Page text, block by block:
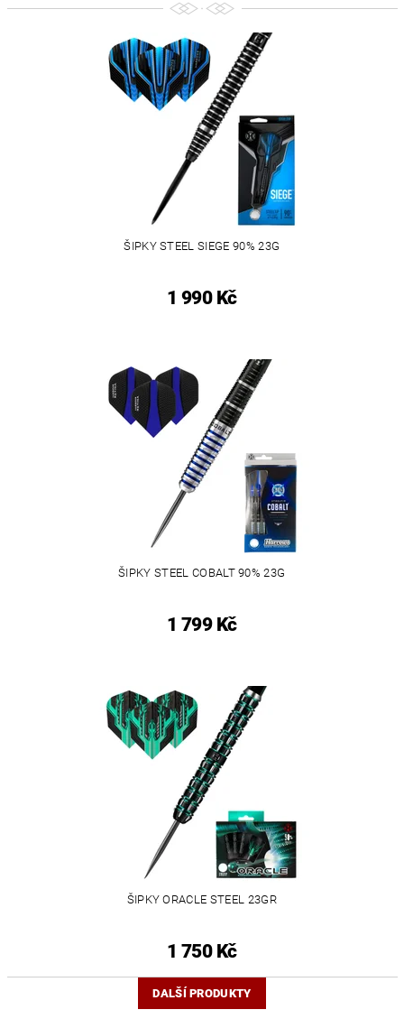
ŠIPKY STEEL SIEGE 90% 23G
1 990 Kč
ŠIPKY STEEL COBALT 90% 23G
1 799 Kč
ŠIPKY ORACLE STEEL 23GR
1 750 Kč
DALŠÍ PRODUKTY